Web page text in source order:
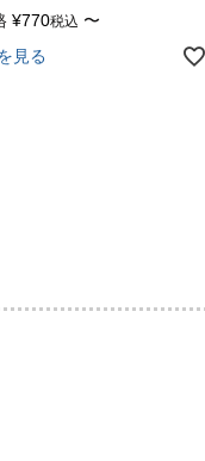
¥770税込 〜
見る